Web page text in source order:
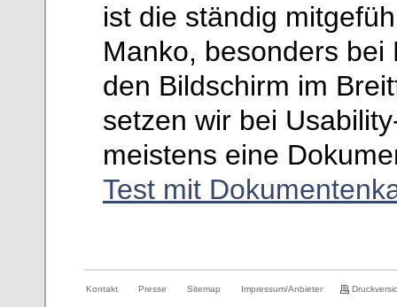
ist die ständig
Manko, besonders
den Bildschirm im
setzen wir bei
meistens eine
Test mit
Kontakt Presse Sitemap Impressum/Anbieter